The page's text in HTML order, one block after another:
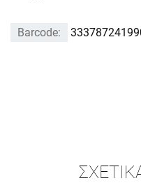
Barcode: